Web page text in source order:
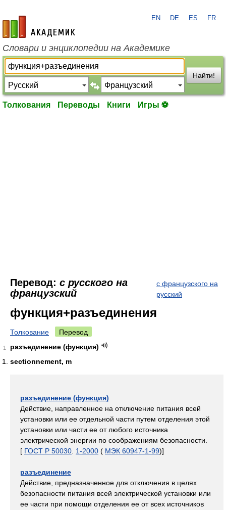
academic.ru
EN DE ES FR
Словари и энциклопедии на Академике
Найти!
Толкования Переводы Книги Игры ⚽
Перевод: с русского на
французский
с французского на
русский
функция+разъединения
Толкование Перевод
1
разъединение (функция)
sectionnement, m
разъединение (функция)
Действие, направленное на отключение питания всей
установки или ее отдельной части путем отделения этой
установки или части ее от любого источника
электрической энергии по соображениям безопасности.
[ ГОСТ Р 50030 1-2000 ( МЭК 60947-1-99)]
разъединение
Действие, предназначенное для отключения в целях
безопасности питания всей электрической установки или
ее части при помощи отделения ее от всех источников